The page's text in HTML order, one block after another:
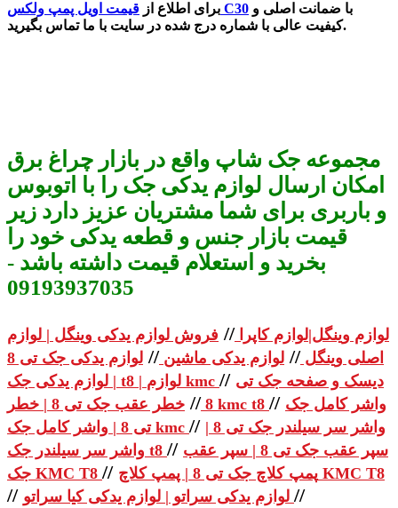
برای اطلاع از قیمت اویل پمپ ولکس C30
کیفیت عالی با شماره درج شده در سایت با ما تماس بگیرید.
مجموعه جک شاپ واقع در بازار چراغ برق
امکان ارسال لوازم یدکی جک را با اتوبوس
و باربری برای شما مشتریان عزیز دارد زیر
قیمت بازار جنس و قطعه یدکی خود را
بخرید و استعلام قیمت داشته باشد -
09193937035
لوازم وینگل|لوازم کاپرا // فروش لوازم یدکی وینگل | لوازم
اصلی وینگل // لوازم یدکی ماشین //
لوازم یدکی جک تی 8
| لوازم یدکی جک t8 | لوازم kmc // دیسک و صفحه جک تی
8
// خطر عقب جک تی 8 | خطر kmc t8 // واشر کامل جک
تی 8 | واشر کامل جک kmc // واشر سر سیلندر جک تی 8 |
واشر سر سیلندر جک t8 // سپر عقب جک تی 8 | سپر عقب
جک KMC T8 // پمپ کلاچ جک تی 8 | پمپ کلاچ KMC T8
// //